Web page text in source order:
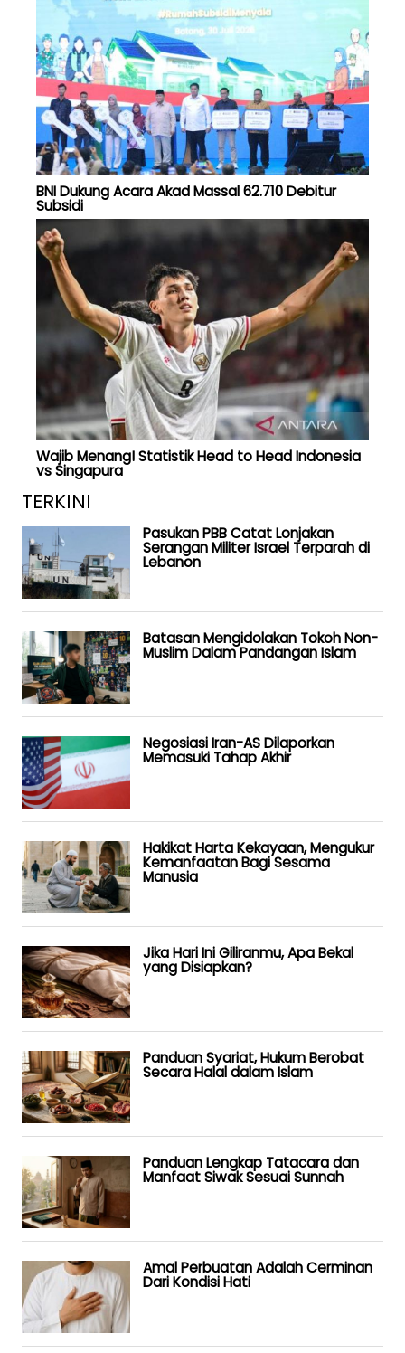
BNI Dukung Acara Akad Massal 62.710 Debitur
Subsidi
Wajib Menang! Statistik Head to Head Indonesia
vs Singapura
TERKINI
Pasukan PBB Catat Lonjakan
Serangan Militer Israel Terparah di
Lebanon
Batasan Mengidolakan Tokoh Non-
Muslim Dalam Pandangan Islam
Negosiasi Iran-AS Dilaporkan
Memasuki Tahap Akhir
Hakikat Harta Kekayaan, Mengukur
Kemanfaatan Bagi Sesama
Manusia
Jika Hari Ini Giliranmu, Apa Bekal
yang Disiapkan?
Panduan Syariat, Hukum Berobat
Secara Halal dalam Islam
Panduan Lengkap Tatacara dan
Manfaat Siwak Sesuai Sunnah
Amal Perbuatan Adalah Cerminan
Dari Kondisi Hati